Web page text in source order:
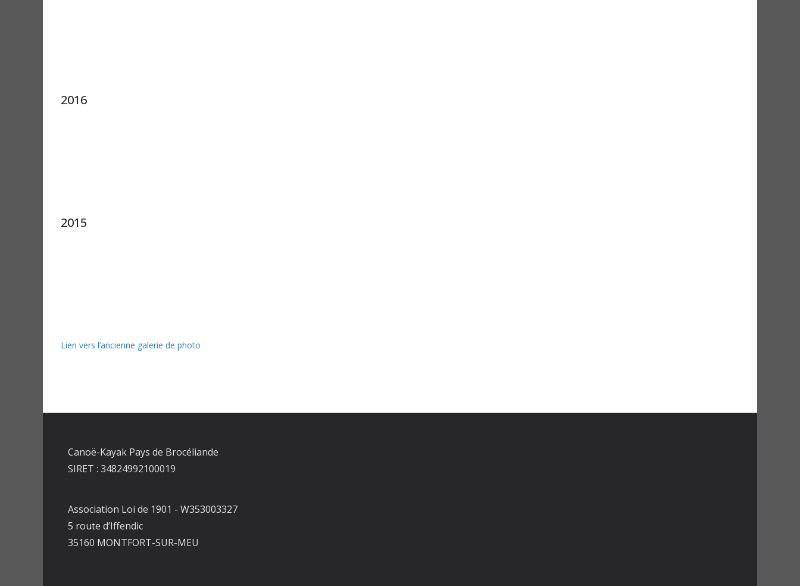
2016
2015
Lien vers l’ancienne galerie de photo
Canoë-Kayak Pays de Brocéliande
SIRET : 34824992100019
Association Loi de 1901 - W353003327
5 route d’Iffendic
35160 MONTFORT-SUR-MEU